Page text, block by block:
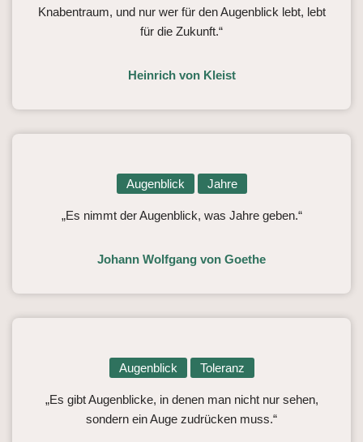
Knabentraum, und nur wer für den Augenblick lebt, lebt
für die Zukunft.“
Heinrich von Kleist
Augenblick Jahre
„Es nimmt der Augenblick, was Jahre geben.“
Johann Wolfgang von Goethe
Augenblick Toleranz
„Es gibt Augenblicke, in denen man nicht nur sehen,
sondern ein Auge zudrücken muss.“